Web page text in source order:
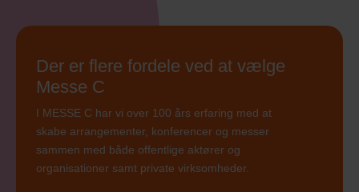
Der er flere fordele ved at vælge
Messe C
I MESSE C har vi over 100 års erfaring med at
skabe arrangementer, konferencer og messer
sammen med både offentlige aktører og
organisationer samt private virksomheder.